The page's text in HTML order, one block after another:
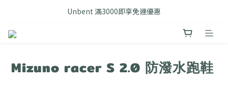
FB搜尋優惠社群 🔎 DOUSHOP 選貨
Unbent 滿3000即享免運優惠
Mizuno racer S 2.0 防潑水跑鞋